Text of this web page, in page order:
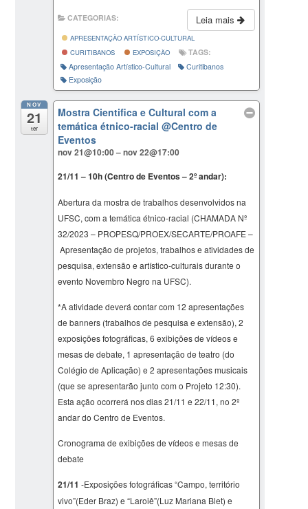
Leia mais
CATEGORIAS:
APRESENTAÇÃO ARTÍSTICO-CULTURAL
CURITIBANOS
EXPOSIÇÃO
TAGS:
Apresentação Artístico-Cultural
Curitibanos
Exposição
NOV
21
ter
Mostra Cientifica e Cultural com a
temática étnico-racial@Centro de
Eventos
nov 21@10:00 – nov 22@17:00
21/11 – 10h (Centro de Eventos – 2º andar):
Abertura da mostra de trabalhos desenvolvidos na
UFSC, com a temática étnico-racial (CHAMADA Nº
32/2023 – PROPESQ/PROEX/SECARTE/PROAFE –
Apresentação de projetos, trabalhos e atividades de
pesquisa, extensão e artístico-culturais durante o
evento Novembro Negro na UFSC).
*A atividade deverá contar com 12 apresentações
de banners (trabalhos de pesquisa e extensão), 2
exposições fotográficas, 6 exibições de vídeos e
mesas de debate, 1 apresentação de teatro (do
Colégio de Aplicação) e 2 apresentações musicais
(que se apresentarão junto com o Projeto 12:30).
Esta ação ocorrerá nos dias 21/11 e 22/11, no 2º
andar do Centro de Eventos.
Cronograma de exibições de vídeos e mesas de
debate
21/11 -Exposições fotográficas “Campo, território
vivo”(Eder Braz) e “Laroiê”(Luz Mariana Blet) e